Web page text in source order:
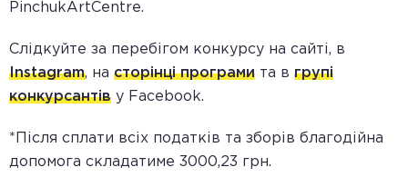
PinchukArtCentre.
Слідкуйте за перебігом конкурсу на сайті, в
Instagram, на сторінці програми та в групі
конкурсантів у Facebook.
*Після сплати всіх податків та зборів благодійна
допомога складатиме 3000,23 грн.